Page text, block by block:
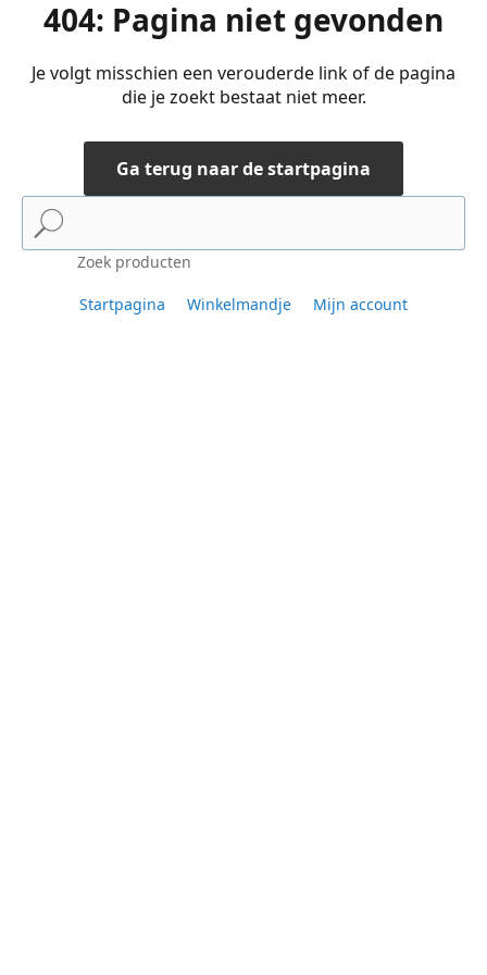
404: Pagina niet gevonden
Je volgt misschien een verouderde link of de pagina
die je zoekt bestaat niet meer.
Ga terug naar de startpagina
Zoek producten
Startpagina Winkelmandje Mijn account